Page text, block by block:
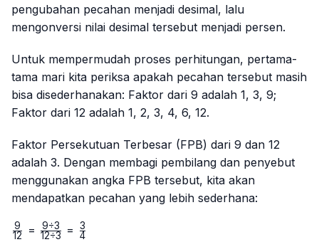
pengubahan pecahan menjadi desimal, lalu
mengonversi nilai desimal tersebut menjadi persen.
Untuk mempermudah proses perhitungan, pertama-
tama mari kita periksa apakah pecahan tersebut masih
bisa disederhanakan: Faktor dari 9 adalah 1, 3, 9;
Faktor dari 12 adalah 1, 2, 3, 4, 6, 12.
Faktor Persekutuan Terbesar (FPB) dari 9 dan 12
adalah 3. Dengan membagi pembilang dan penyebut
menggunakan angka FPB tersebut, kita akan
mendapatkan pecahan yang lebih sederhana:
\frac{9}
12
9 = \frac{9
12÷3
9÷3 = \frac{3}
4
3